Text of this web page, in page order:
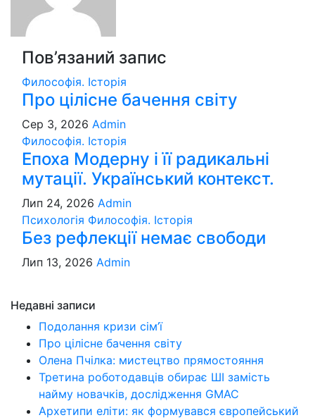
Пов’язаний запис
Философія. Історія
Про цілісне бачення світу
Сер 3, 2026 Admin
Философія. Історія
Епоха Модерну і її радикальні
мутації. Український контекст.
Лип 24, 2026 Admin
Психологія Философія. Історія
Без рефлекції немає свободи
Лип 13, 2026 Admin
Недавні записи
Подолання кризи сім’ї
Про цілісне бачення світу
Олена Пчілка: мистецтво прямостояння
Третина роботодавців обирає ШІ замість
найму новачків, дослідження GMAC
Архетипи еліти: як формувався європейський